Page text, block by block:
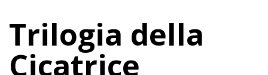
Trilogia della
Cicatrice